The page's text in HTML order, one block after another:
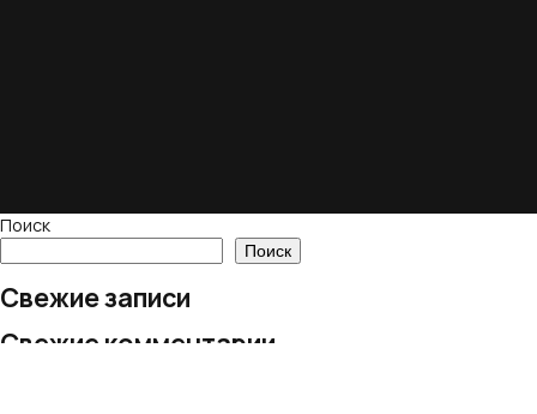
Поиск
Поиск
Свежие записи
Свежие комментарии